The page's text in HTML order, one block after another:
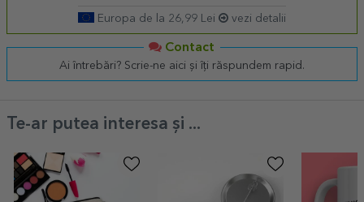
Europa de la 26,99 Lei vezi detalii
Contact
Ai întrebări? Scrie-ne aici și îți răspundem rapid.
Te-ar putea interesa și ...